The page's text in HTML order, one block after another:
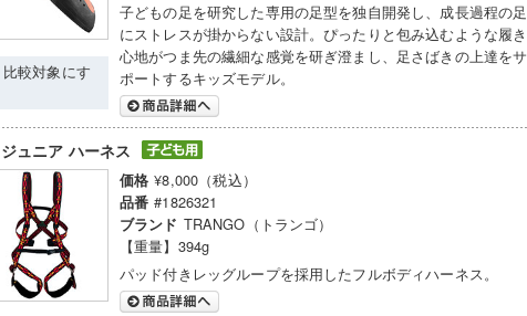
比較対象にす
子どもの足を研究した専用の足型を独自開発し、成長過程の足
にストレスが掛からない設計。ぴったりと包み込むような履き
心地がつま先の繊細な感覚を研ぎ澄まし、足さばきの上達をサ
ポートするキッズモデル。
ジュニア ハーネス
価格 ¥8,000（税込）
品番 #1826321
ブランド TRANGO（トランゴ）
【重量】394g
パッド付きレッグループを採用したフルボディハーネス。